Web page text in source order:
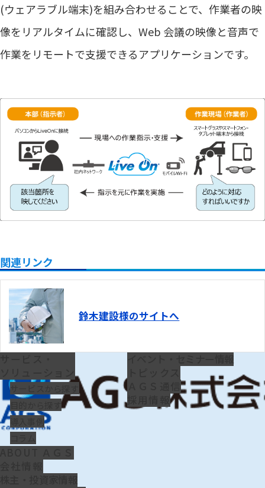
(ウェアラブル端末)を組み合わせることで、作業者の映
像をリアルタイムに確認し、Web 会議の映像と音声で
作業をリモートで支援できるアプリケーションです。
関連リンク
鈴木建設様のサイトへ
ソリューション
サービスから探す
目的から探す
導入事例
株主・投資家情報
イベント・セミナー情報
ＡＧＳ通信